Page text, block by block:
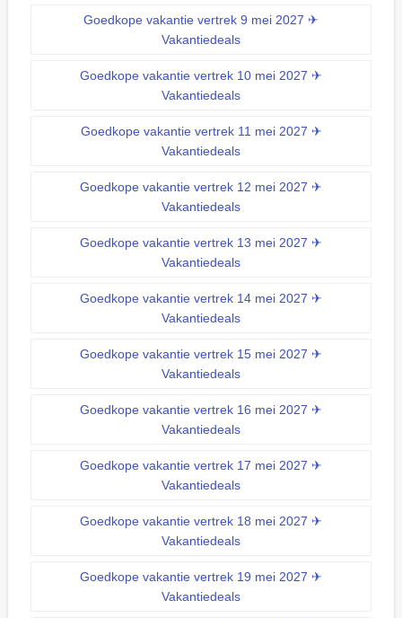
Goedkope vakantie vertrek 9 mei 2027 ✈
Vakantiedeals
Goedkope vakantie vertrek 10 mei 2027 ✈
Vakantiedeals
Goedkope vakantie vertrek 11 mei 2027 ✈
Vakantiedeals
Goedkope vakantie vertrek 12 mei 2027 ✈
Vakantiedeals
Goedkope vakantie vertrek 13 mei 2027 ✈
Vakantiedeals
Goedkope vakantie vertrek 14 mei 2027 ✈
Vakantiedeals
Goedkope vakantie vertrek 15 mei 2027 ✈
Vakantiedeals
Goedkope vakantie vertrek 16 mei 2027 ✈
Vakantiedeals
Goedkope vakantie vertrek 17 mei 2027 ✈
Vakantiedeals
Goedkope vakantie vertrek 18 mei 2027 ✈
Vakantiedeals
Goedkope vakantie vertrek 19 mei 2027 ✈
Vakantiedeals